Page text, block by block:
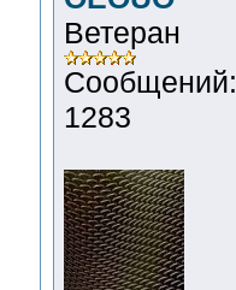
Ветеран
Сообщений:
1283